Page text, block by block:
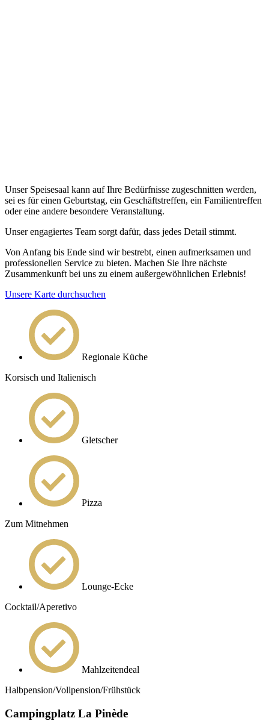
Unser Speisesaal kann auf Ihre Bedürfnisse zugeschnitten werden,
sei es für einen Geburtstag, ein Geschäftstreffen, ein Familientreffen
oder eine andere besondere Veranstaltung.
Unser engagiertes Team sorgt dafür, dass jedes Detail stimmt.
Von Anfang bis Ende sind wir bestrebt, einen aufmerksamen und
professionellen Service zu bieten. Machen Sie Ihre nächste
Zusammenkunft bei uns zu einem außergewöhnlichen Erlebnis!
Unsere Karte durchsuchen
Regionale Küche
Korsisch und Italienisch
Gletscher
Pizza
Zum Mitnehmen
Lounge-Ecke
Cocktail/Aperetivo
Mahlzeitendeal
Halbpension/Vollpension/Frühstück
Campingplatz La Pinède